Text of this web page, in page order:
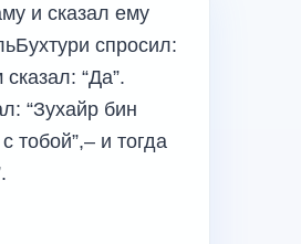
и сказал ему
спросил:
“Да”.
“Зухайр бин
тобой”,– и тогда